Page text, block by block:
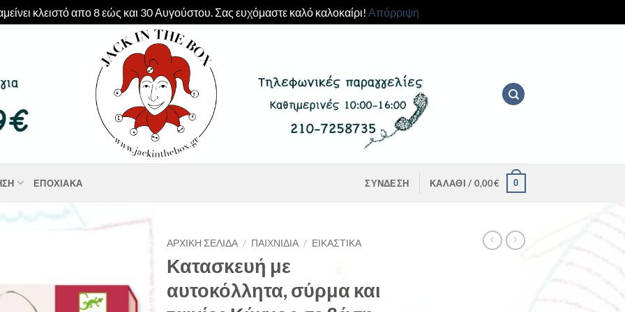
κλειστό απο 8 εώς και 30 Αυγούστου. Σας ευχόμαστε καλό καλοκαίρι! Απόρριψη
ΕΠΟΧΙΑΚΆ ΣΎΝΔΕΣΗ ΚΑΛΆΘΙ / 0,00€ 0
ΑΡΧΙΚΉ ΣΕΛΊΔΑ / ΠΑΙΧΝΊΔΙΑ / ΕΙΚΑΣΤΙΚΆ
Κατασκευή με
αυτοκόλλητα, σύρμα και